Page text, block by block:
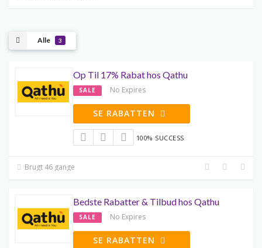
Alle 3
Op Til 17% Rabat hos Qathu
SALE No Expires
SE RABATTEN
100% SUCCESS
Brugt 46 gange
Bedste Rabatter & Tilbud hos Qathu
SALE No Expires
SE RABATTEN